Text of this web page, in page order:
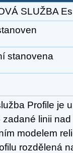
SLUŽBA
stanovena
Profile je
linii
modelem
rozdělená